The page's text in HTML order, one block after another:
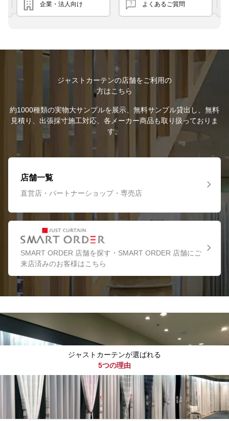
企業・法人向け よくあるご質問
ジャストカーテンの店舗をご利用の
方はこちら
約1000種類の実物大サンプルを展示、無料サンプル貸出し、無料
見積り、出張採寸施工対応、各メーカー商品も取り扱っておりま
す。
店舗一覧
直営店・パートナーショップ・専売店
SMART ORDER 店舗を探す・SMART ORDER 店舗にご
来店済みのお客様はこちら
ジャストカーテンが選ばれる
5つの理由